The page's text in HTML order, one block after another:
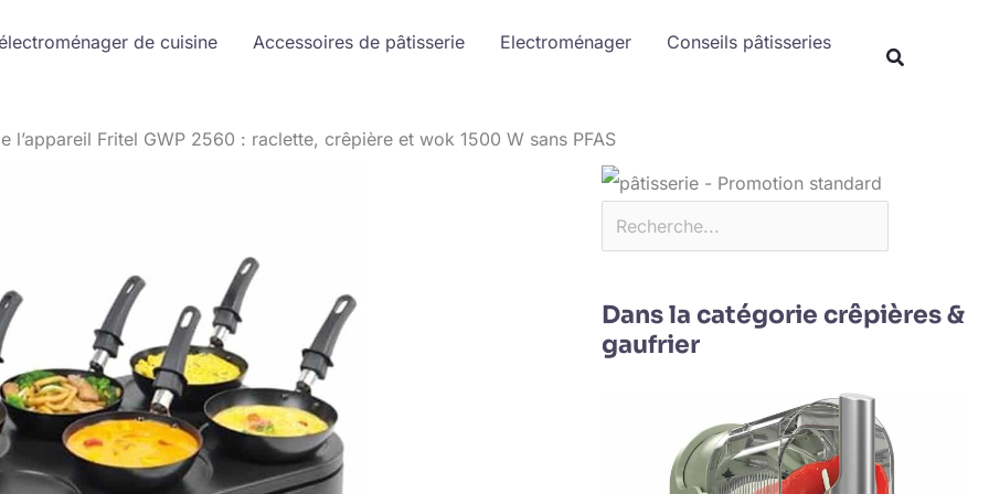
de cuisine Accessoires de pâtisserie Electroménager Conseils pâtisseries
l’appareil Fritel GWP 2560 : raclette, crêpière et wok 1500 W sans PFAS
Dans la catégorie crêpières &
gaufrier